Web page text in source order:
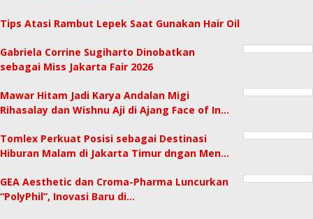
Tips Atasi Rambut Lepek Saat Gunakan Hair Oil
Gabriela Corrine Sugiharto Dinobatkan
sebagai Miss Jakarta Fair 2026
Mawar Hitam Jadi Karya Andalan Migi
Rihasalay dan Wishnu Aji di Ajang Face of In…
Tomlex Perkuat Posisi sebagai Destinasi
Hiburan Malam di Jakarta Timur dngan Men…
GEA Aesthetic dan Croma-Pharma Luncurkan
“PolyPhil”, Inovasi Baru di…